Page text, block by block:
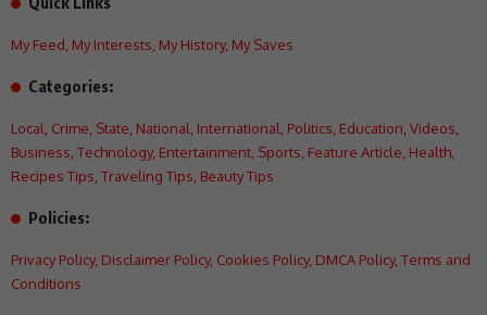
My Feed, My Interests, My History, My Saves
Categories:
Local, Crime, State, National, International, Politics, Education, Videos,
Business, Technology, Entertainment, Sports, Feature Article, Health,
Recipes Tips, Traveling Tips, Beauty Tips
Policies:
Privacy Policy, Disclaimer Policy, Cookies Policy, DMCA Policy, Terms and
Conditions